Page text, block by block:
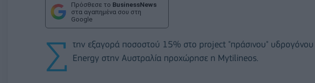
Πρόσθεσε το BusinessNews
στα αγαπημένα σου στη
Google
Σ την εξαγορά ποσοστού 15% στο project "πράσινου" υδρογόνου
Energy στην Αυστραλία προχώρησε η Mytilineos.